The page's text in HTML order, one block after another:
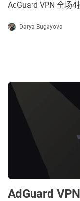
AdGuard VPN 全场4
Darya Bugayova
AdGuard